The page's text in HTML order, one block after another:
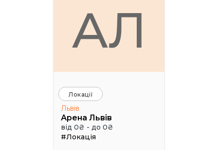
АЛ
Локації
Львів
Арена Львів
від 0₴ - до 0₴
#Локація